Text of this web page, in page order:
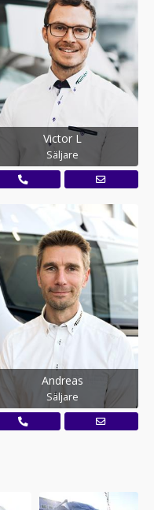
Victor L
Säljare
Andreas
Säljare